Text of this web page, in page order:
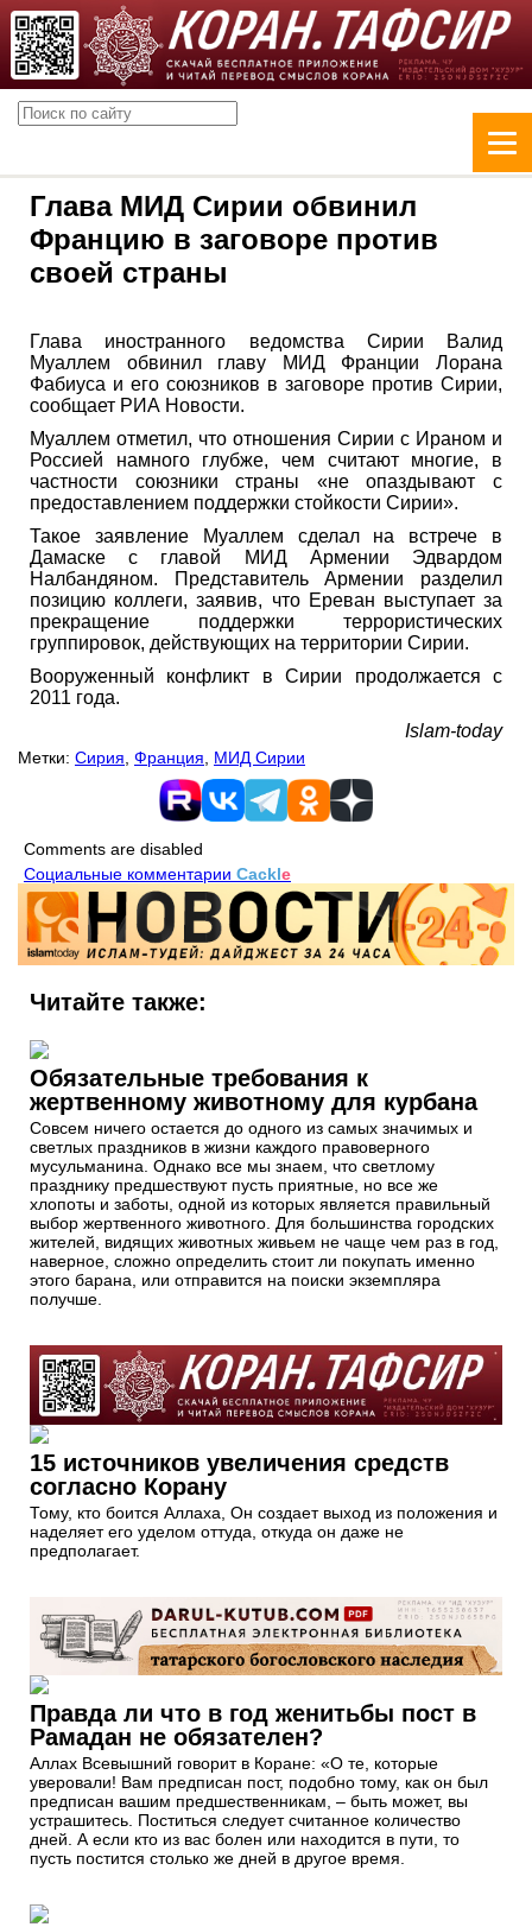
Глава МИД Сирии обвинил
Францию в заговоре против
своей страны
Глава иностранного ведомства Сирии Валид
Муаллем обвинил главу МИД Франции Лорана
Фабиуса и его союзников в заговоре против Сирии,
сообщает РИА Новости.
Муаллем отметил, что отношения Сирии с Ираном и
Россией намного глубже, чем считают многие, в
частности союзники страны «не опаздывают с
предоставлением поддержки стойкости Сирии».
Такое заявление Муаллем сделал на встрече в
Дамаске с главой МИД Армении Эдвардом
Налбандяном. Представитель Армении разделил
позицию коллеги, заявив, что Ереван выступает за
прекращение поддержки террористических
группировок, действующих на территории Сирии.
Вооруженный конфликт в Сирии продолжается с
2011 года.
Islam-today
Метки: Сирия Франция МИД Сирии
Comments are disabled
Социальные комментарии Cackle
Читайте также:
Обязательные требования к
жертвенному животному для курбана
Совсем ничего остается до одного из самых значимых и
светлых праздников в жизни каждого правоверного
мусульманина. Однако все мы знаем, что светлому
празднику предшествуют пусть приятные, но все же
хлопоты и заботы, одной из которых является правильный
выбор жертвенного животного. Для большинства городских
жителей, видящих животных живьем не чаще чем раз в год,
наверное, сложно определить стоит ли покупать именно
этого барана, или отправится на поиски экземпляра
получше.
15 источников увеличения средств
согласно Корану
Тому, кто боится Аллаха, Он создает выход из положения и
наделяет его уделом оттуда, откуда он даже не
предполагает.
Правда ли что в год женитьбы пост в
Рамадан не обязателен?
Аллах Всевышний говорит в Коране: «О те, которые
уверовали! Вам предписан пост, подобно тому, как он был
предписан вашим предшественникам, – быть может, вы
устрашитесь. Поститься следует считанное количество
дней. А если кто из вас болен или находится в пути, то
пусть постится столько же дней в другое время.